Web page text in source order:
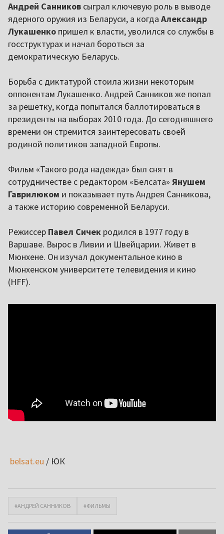
Андрей Санников сыграл ключевую роль в выводе
ядерного оружия из Беларуси, а когда Александр
Лукашенко пришел к власти, уволился со службы в
госструктурах и начал бороться за
демократическую Беларусь.
Борьба с диктатурой стоила жизни некоторым
оппонентам Лукашенко. Андрей Санников же попал
за решетку, когда попытался баллотироваться в
президенты на выборах 2010 года. До сегодняшнего
времени он стремится заинтересовать своей
родиной политиков западной Европы.
Фильм «Такого рода надежда» был снят в
сотрудничестве с редактором «Белсата» Янушем
Гаврилюком и показывает путь Андрея Санникова,
а также историю современной Беларуси.
Режиссер Павел Сичек родился в 1977 году в
Варшаве. Вырос в Ливии и Швейцарии. Живет в
Мюнхене. Он изучал документальное кино в
Мюнхенском университете телевидения и кино
(HFF).
belsat.eu / ЮК
#АНДРЕЙ САННИКОВ #ФИЛЬМЫ